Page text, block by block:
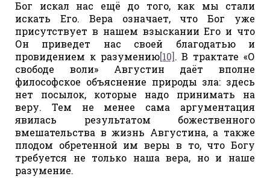
Бог искал нас ещё до того, как мы стали
искать Его. Вера означает, что Бог уже
присутствует в нашем взыскании Его и что
Он приведет нас своей благодатью и
провидением к разумению[10]. В трактате «О
свободе воли» Августин даёт вполне
философское объяснение природы зла: здесь
нет посылок, которые надо принимать на
веру. Тем не менее сама аргументация
явилась результатом божественного
вмешательства в жизнь Августина, а также
плодом обретенной им веры в то, что Богу
требуется не только наша вера, но и наше
разумение.